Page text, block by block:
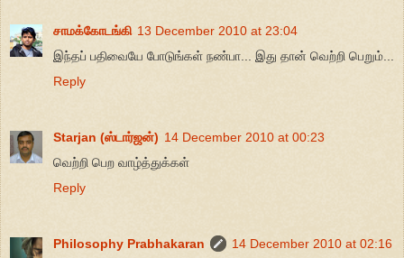
சாமக்கோடங்கி 13 December 2010 at 23:04
இந்தப் பதிவையே போடுங்கள் நண்பா... இது தான் வெற்றி பெறும்...
Reply
Starjan (ஸ்டார்ஜன்) 14 December 2010 at 00:23
வெற்றி பெற வாழ்த்துக்கள்
Reply
Philosophy Prabhakaran
14 December 2010 at 02:16